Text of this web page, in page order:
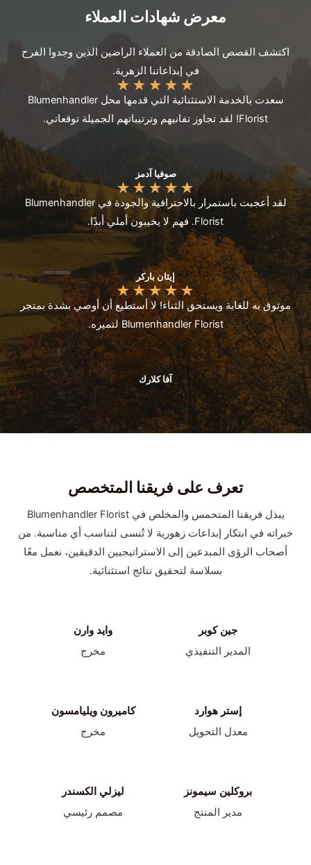
معرض شهادات العملاء
اكتشف القصص الصادقة من العملاء الراضين الذين وجدوا الفرح
في إبداعاتنا الزهرية.
★
★
★
★
★
سعدت بالخدمة الاستثنائية التي قدمها محل Blumenhandler
Florist! لقد تجاوز تفانيهم وترتيباتهم الجميلة توقعاتي.
صوفيا آدمز
★
★
★
★
★
لقد أعجبت باستمرار بالاحترافية والجودة في Blumenhandler
Florist. فهم لا يخيبون أملي أبدًا.
إيثان باركر
★
★
★
★
★
موثوق به للغاية ويستحق الثناء! لا أستطيع أن أوصي بشدة بمتجر
Blumenhandler Florist لتميزه.
آفا كلارك
تعرف على فريقنا المتخصص
يبذل فريقنا المتحمس والمخلص في Blumenhandler Florist
خبراته في ابتكار إبداعات زهورية لا تُنسى لتناسب أي مناسبة. من
أصحاب الرؤى المبدعين إلى الاستراتيجيين الدقيقين، نعمل معًا
بسلاسة لتحقيق نتائج استثنائية.
جين كوبر
المدير التنفيذي
وايد وارن
مخرج
إستر هوارد
معدل التحويل
كاميرون ويليامسون
مخرج
بروكلين سيمونز
مدير المنتج
ليزلي الكسندر
مصمم رئيسي